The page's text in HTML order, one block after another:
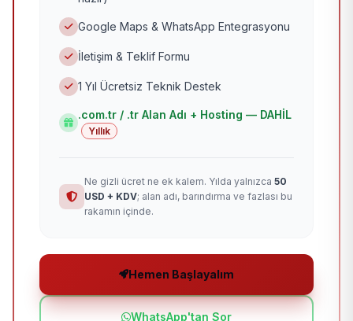
Google Maps & WhatsApp Entegrasyonu
İletişim & Teklif Formu
1 Yıl Ücretsiz Teknik Destek
.com.tr / .tr Alan Adı + Hosting — DAHİL
Yıllık
Ne gizli ücret ne ek kalem. Yılda yalnızca 50
USD + KDV; alan adı, barındırma ve fazlası bu
rakamın içinde.
Hemen Başlayalım
WhatsApp'tan Sor